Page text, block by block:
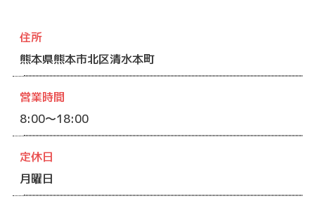
住所
熊本県熊本市北区清水本町
営業時間
8:00～18:00
定休日
月曜日